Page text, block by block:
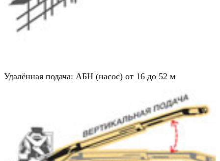
Удалённая подача: АБН (насос) от 16 до 52 м